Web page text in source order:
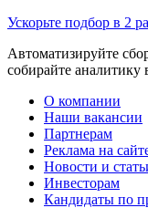
Ускорьте подбор в 2
Автоматизируйте
собирайте аналитику
О компании
Наши вакансии
Партнерам
Реклама на
Новости и
Инвесторам
Кандидаты по